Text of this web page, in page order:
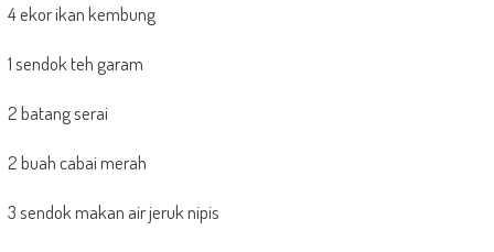
4 ekor ikan kembung
1 sendok teh garam
2 batang serai
2 buah cabai merah
3 sendok makan air jeruk nipis